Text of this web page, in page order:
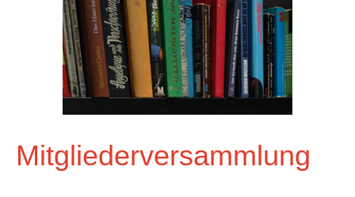
Mitgliederversammlung